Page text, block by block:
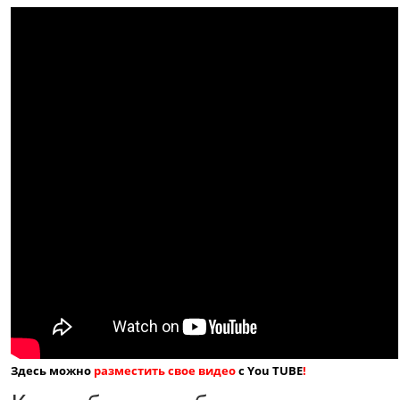
Здесь можно разместить свое видеос You TUBE!